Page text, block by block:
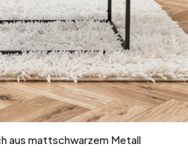
aus mattschwarzem Metall